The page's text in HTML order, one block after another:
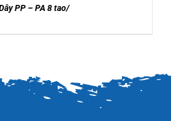
PP – PA 8 tao/